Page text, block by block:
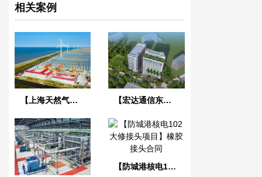
相关案例
【上海天然气过江隧道】耐油橡胶接头合同 【宏达通信东莞旗峰数据中心】橡胶接头合同
【防城港核电102大修接头项目】橡胶接头合同